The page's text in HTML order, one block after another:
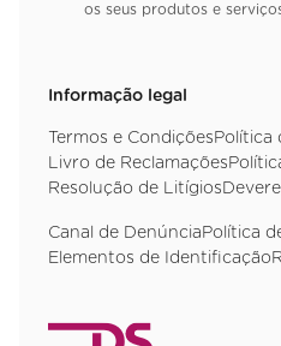
os seus produtos e
Informação legal
Termos e Condições Política
Livro de Reclamações
Resolução de Litígios
Canal de Denúncia Política
Elementos de Identificação